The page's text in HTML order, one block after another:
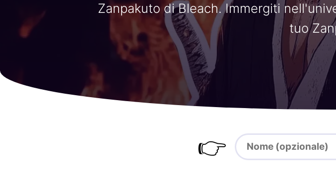
Zanpakuto di Bleach. Immergiti
tuo
👉